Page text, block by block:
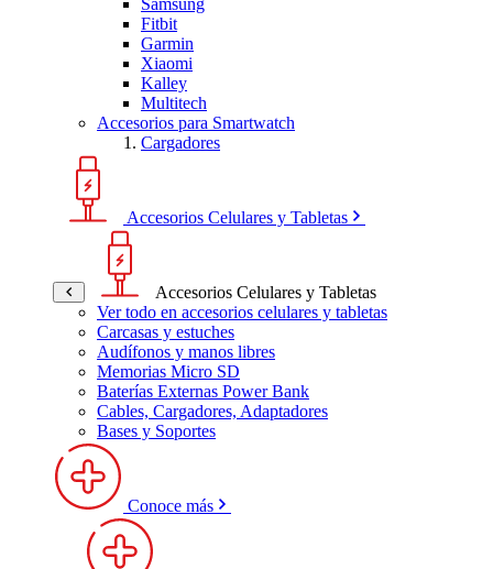
Fitbit
Garmin
Xiaomi
Kalley
Multitech
Accesorios para Smartwatch
Cargadores
Accesorios Celulares y Tabletas
Accesorios Celulares y Tabletas
Ver todo en accesorios celulares y tabletas
Carcasas y estuches
Audífonos y manos libres
Memorias Micro SD
Baterías Externas Power Bank
Cables, Cargadores, Adaptadores
Bases y Soportes
Conoce más